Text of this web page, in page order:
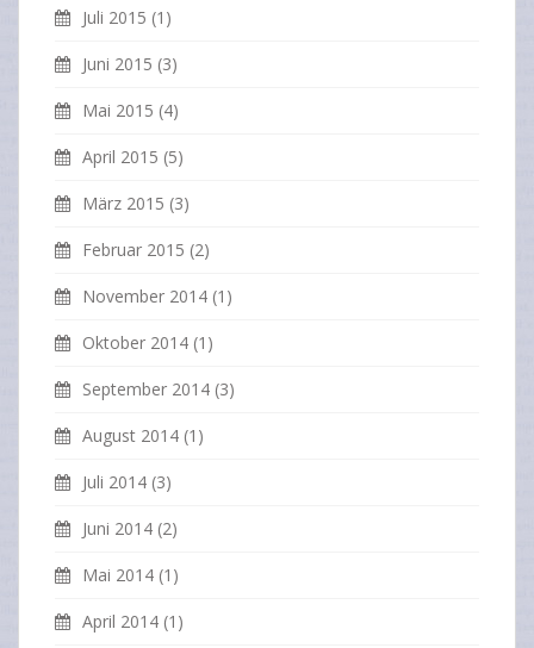
Juli 2015 (1)
Juni 2015 (3)
Mai 2015 (4)
April 2015 (5)
März 2015 (3)
Februar 2015 (2)
November 2014 (1)
Oktober 2014 (1)
September 2014 (3)
August 2014 (1)
Juli 2014 (3)
Juni 2014 (2)
Mai 2014 (1)
April 2014 (1)